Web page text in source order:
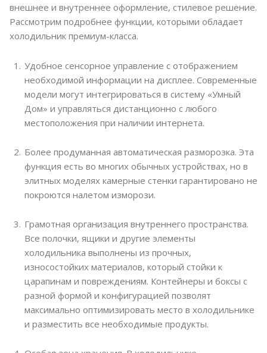
внешнее и внутреннее оформление, стилевое решение.
Рассмотрим подробнее функции, которыми обладает
холодильник премиум-класса.
Удобное сенсорное управление с отображением
необходимой информации на дисплее. Современные
модели могут интегрироваться в систему «Умный
Дом» и управляться дистанционно с любого
местоположения при наличии интернета.
Более продуманная автоматическая разморозка. Эта
функция есть во многих обычных устройствах, но в
элитных моделях камерные стенки гарантировано не
покроются налетом изморози.
Грамотная организация внутреннего пространства.
Все полочки, ящики и другие элементы
холодильника выполнены из прочных,
износостойких материалов, который стойки к
царапинам и повреждениям. Контейнеры и боксы с
разной формой и конфигурацией позволят
максимально оптимизировать место в холодильнике
и разместить все необходимые продукты.